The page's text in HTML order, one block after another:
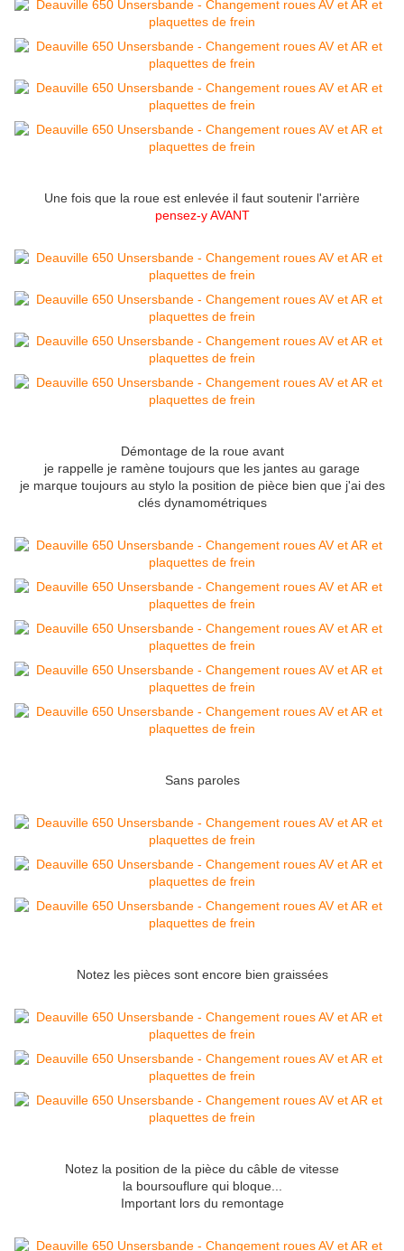
Une fois que la roue est enlevée il faut soutenir l'arrière
pensez-y AVANT
Démontage de la roue avant
je rappelle je ramène toujours que les jantes au garage
je marque toujours au stylo la position de pièce bien que j'ai des
clés dynamométriques
Sans paroles
Notez les pièces sont encore bien graissées
Notez la position de la pièce du câble de vitesse
la boursouflure qui bloque...
Important lors du remontage